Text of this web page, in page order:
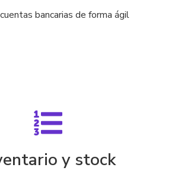
bancarias de forma ágil
y stock